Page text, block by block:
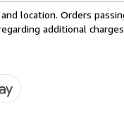
location. Orders
additional